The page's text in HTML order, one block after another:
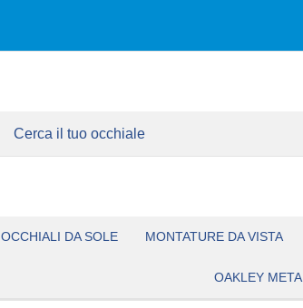
OCCHIALI DA SOLE MONTATURE DA VISTA
OAKLEY META